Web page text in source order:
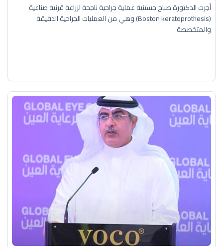
أجرت الدكتورة صباح جستنية عملية جراحية ناجحة لزراعة قرنية صناعية
(Boston keratoprothesis) وهي من العمليات الجراحية الدقيقة
والمتخصصة